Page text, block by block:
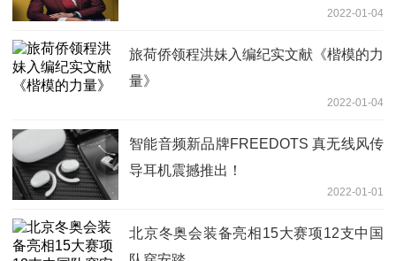
2022-01-04
旅荷侨领程洪妹入编纪实文献《楷模的力
量》
2022-01-04
智能音频新品牌FREEDOTS 真无线风传
导耳机震撼推出！
2022-01-01
北京冬奥会装备亮相15大赛项12支中国